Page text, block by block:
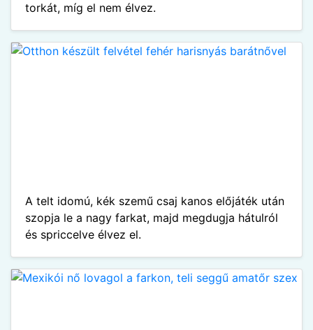
torkát, míg el nem élvez.
A telt idomú, kék szemű csaj kanos előjáték után
szopja le a nagy farkat, majd megdugja hátulról
és spriccelve élvez el.